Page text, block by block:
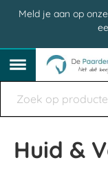
Meld je aan op onze
Huid &